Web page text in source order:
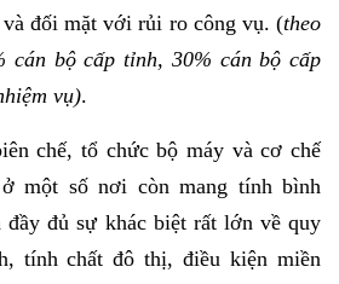
đối mặt với rủi ro công vụ. (theo
cán bộ cấp tỉnh, 30% cán bộ cấp
vụ).
chế, tổ chức bộ máy và cơ chế
một số nơi còn mang tính bình
đầy đủ sự khác biệt rất lớn về quy
tính chất đô thị, điều kiện miền